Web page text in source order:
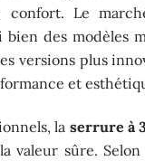
Le
bien des modèles
versions plus
et
la serrure à
valeur sûre.